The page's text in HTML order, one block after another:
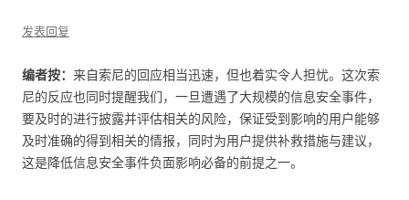
发表回复
编者按： 来自索尼的回应相当迅速，但也着实令人担忧。这次索
尼的反应也同时提醒我们，一旦遭遇了大规模的信息安全事件，
要及时的进行披露并评估相关的风险，保证受到影响的用户能够
及时准确的得到相关的情报，同时为用户提供补救措施与建议，
这是降低信息安全事件负面影响必备的前提之一。